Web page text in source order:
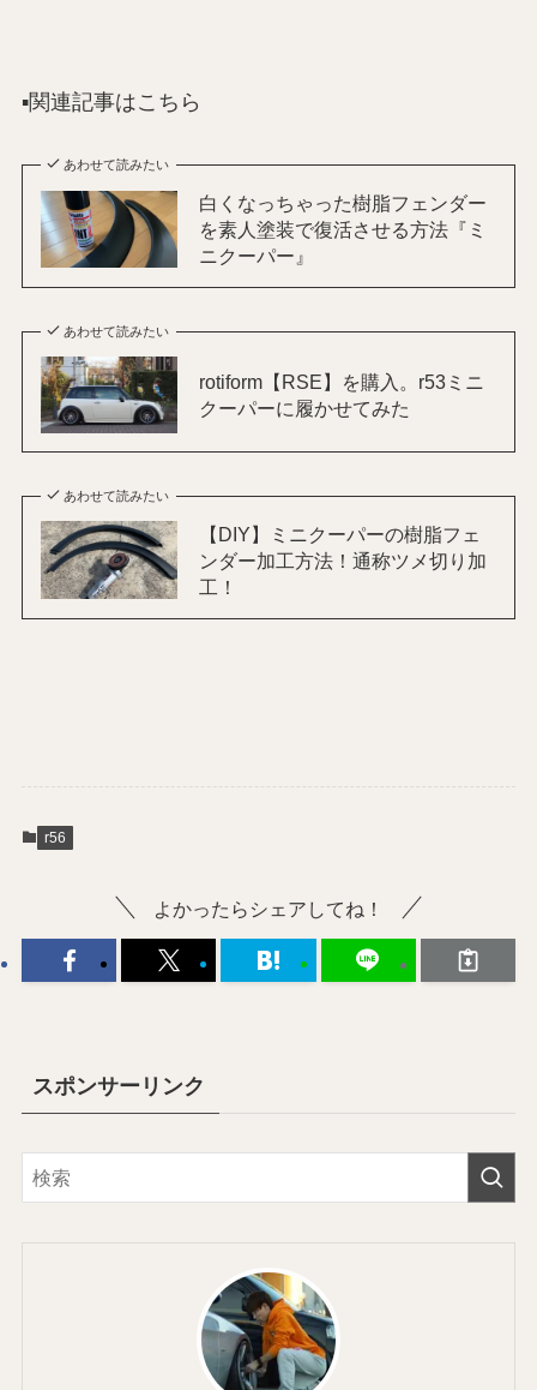
▪️関連記事はこちら
あわせて読みたい
白くなっちゃった樹脂フェンダー
を素人塗装で復活させる方法『ミ
ニクーパー』
あわせて読みたい
rotiform【RSE】を購入。r53ミニ
クーパーに履かせてみた
あわせて読みたい
【DIY】ミニクーパーの樹脂フェ
ンダー加工方法！通称ツメ切り加
工！
r56
よかったらシェアしてね！
スポンサーリンク